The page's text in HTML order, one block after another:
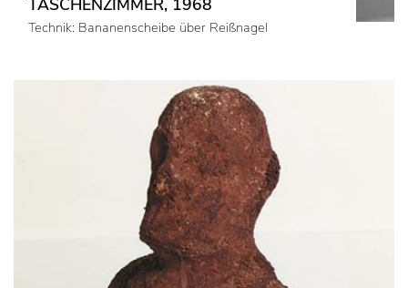
Technik: Bananenscheibe über Reiß­na­gel